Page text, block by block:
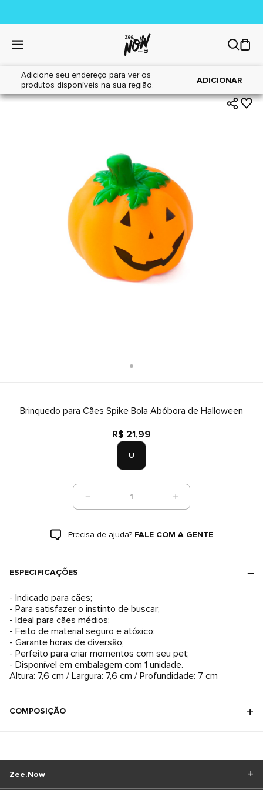
Adicione seu endereço para ver os
produtos disponíveis na sua região.
ADICIONAR
Home|Cães|Brinquedos
Brinquedo para Cães Spike Bola Abóbora de Halloween
R$ 21,99
U
1
Precisa de ajuda? FALE COM A GENTE
ESPECIFICAÇÕES
- Indicado para cães;
- Para satisfazer o instinto de buscar;
- Ideal para cães médios;
- Feito de material seguro e atóxico;
- Garante horas de diversão;
- Perfeito para criar momentos com seu pet;
- Disponível em embalagem com 1 unidade.
Altura: 7,6 cm / Largura: 7,6 cm / Profundidade: 7 cm
COMPOSIÇÃO
Zee.Now